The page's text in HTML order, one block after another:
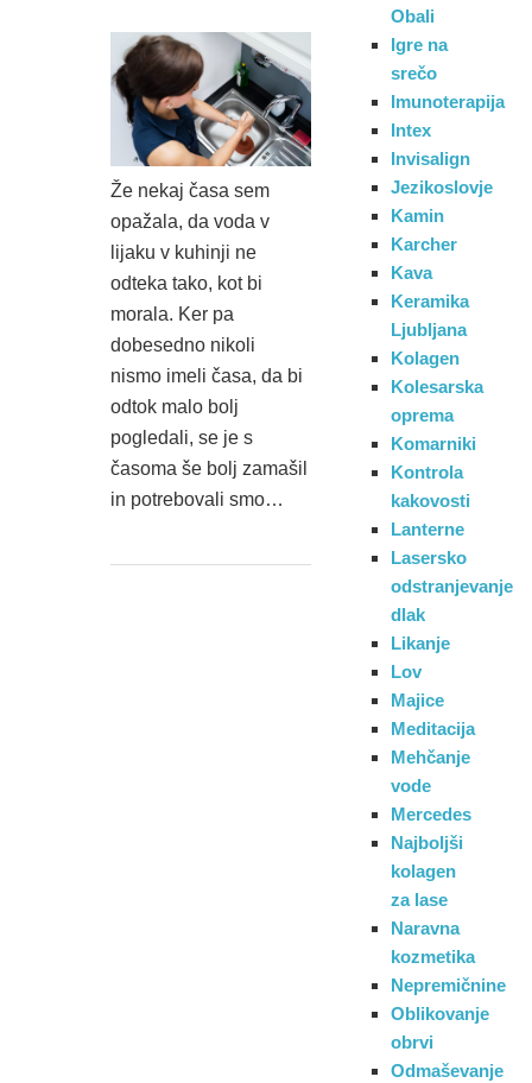
Že nekaj časa sem
opažala, da voda v
lijaku v kuhinji ne
odteka tako, kot bi
morala. Ker pa
dobesedno nikoli
nismo imeli časa, da bi
odtok malo bolj
pogledali, se je s
časoma še bolj zamašil
in potrebovali smo…
Obali
Igre na
srečo
Imunoterapija
Intex
Invisalign
Jezikoslovje
Kamin
Karcher
Kava
Keramika
Ljubljana
Kolagen
Kolesarska
oprema
Komarniki
Kontrola
kakovosti
Lanterne
Lasersko
odstranjevanje
dlak
Likanje
Lov
Majice
Meditacija
Mehčanje
vode
Mercedes
Najboljši
kolagen
za lase
Naravna
kozmetika
Nepremičnine
Oblikovanje
obrvi
Odmaševanje